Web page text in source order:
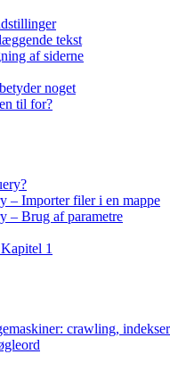
tekst
af siderne
noget
til for?
– Importer filer i en mappe
– Brug af parametre
1
crawling,